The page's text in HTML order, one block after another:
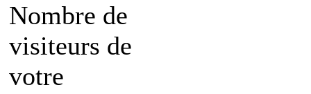
Nombre de
visiteurs de
votre